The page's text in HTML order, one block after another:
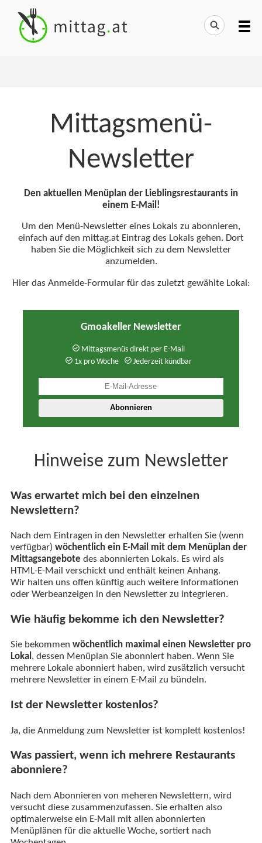
Mittagsmenü-
Newsletter
Den aktuellen Menüplan der Lieblingsrestaurants in
einem E-Mail!
Um den Menü-Newsletter eines Lokals zu abonnieren,
einfach auf den mittag.at Eintrag des Lokals gehen. Dort
haben Sie die Möglichkeit sich zu dem Newsletter
anzumelden.
Hier das Anmelde-Formular für das zuletzt gewählte Lokal:
Gmoakeller Newsletter
Mittagsmenüs direkt per E-Mail
1x pro Woche
Jederzeit kündbar
Hinweise zum Newsletter
Was erwartet mich bei den einzelnen
Newslettern?
Nach dem Eintragen in den Newsletter erhalten Sie (wenn
verfügbar) wöchentlich ein E-Mail mit dem Menüplan der
Mittagsangebote des abonnierten Lokals. Es wird als
HTML-E-Mail verschickt und enthält keinen Anhang.
Wir halten uns offen künftig auch weitere Informationen
oder Werbeanzeigen in den Newsletter zu integrieren.
Wie häufig bekomme ich den Newsletter?
Sie bekommen wöchentlich maximal einen Newsletter pro
Lokal, dessen Menüplan Sie abonniert haben. Wenn Sie
mehrere Lokale abonniert haben, wird zusätzlich versucht
mehrere Newsletter in einem E-Mail zu bündeln.
Ist der Newsletter kostenlos?
Ja, die Anmeldung zum Newsletter ist komplett kostenlos!
Was passiert, wenn ich mehrere Restaurants
abonniere?
Nach dem Abonnieren von meheren Newslettern, wird
versucht diese zusammenzufassen. Sie erhalten also
optimalerweise ein E-Mail mit allen abonnierten
Menüplänen für die aktuelle Woche, sortiert nach